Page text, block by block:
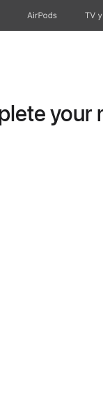
AirPods TV
your